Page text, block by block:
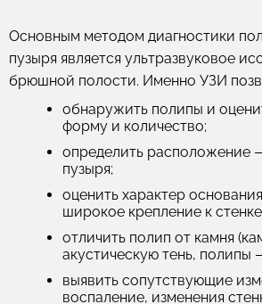
Основным методом диагностики
пузыря является ультразвуковое
брюшной полости. Именно УЗИ
обнаружить полипы и
форму и количество;
определить расположение
пузыря;
оценить характер
широкое крепление к
отличить полип от камня
акустическую тень, полипы
выявить сопутствующие
воспаление, изменения